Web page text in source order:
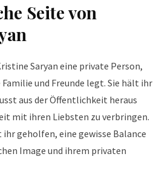
Seite von
Saryan eine private Person,
und Freunde legt. Sie hält ihr
aus der Öffentlichkeit heraus
mit ihren Liebsten zu verbringen.
geholfen, eine gewisse Balance
Image und ihrem privaten